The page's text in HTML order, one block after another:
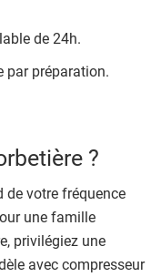
de 24h.
par préparation.
?
de votre fréquence
une famille
privilégiez une
avec compresseur